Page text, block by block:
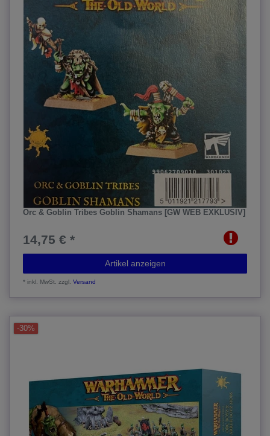
Orc & Goblin Tribes Goblin Shamans [GW WEB EXKLUSIV]
14,75 € *
Artikel anzeigen
*inkl. MwSt. zzgl.Versand
-30%